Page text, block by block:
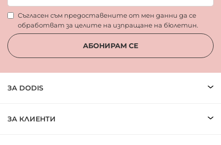
Съгласен съм предоставените от мен данни да се
обработват за целите на изпращане на бюлетин.
АБОНИРАМ СЕ
ЗА DODIS
ЗА КЛИЕНТИ